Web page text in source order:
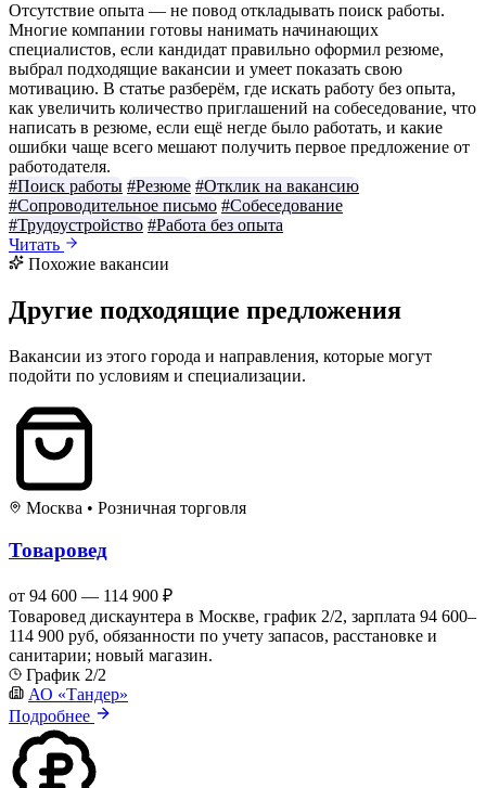
Отсутствие опыта — не повод откладывать поиск работы.
Многие компании готовы нанимать начинающих
специалистов, если кандидат правильно оформил резюме,
выбрал подходящие вакансии и умеет показать свою
мотивацию. В статье разберём, где искать работу без опыта,
как увеличить количество приглашений на собеседование, что
написать в резюме, если ещё негде было работать, и какие
ошибки чаще всего мешают получить первое предложение от
работодателя.
#Поиск работы #Резюме #Отклик на вакансию
#Сопроводительное письмо #Собеседование
#Трудоустройство #Работа без опыта
Читать
Похожие вакансии
Другие подходящие предложения
Вакансии из этого города и направления, которые могут
подойти по условиям и специализации.
Москва • Розничная торговля
Товаровед
от 94 600 — 114 900 ₽
Товаровед дискаунтера в Москве, график 2/2, зарплата 94 600–
114 900 руб, обязанности по учету запасов, расстановке и
санитарии; новый магазин.
График 2/2
АО «Тандер»
Подробнее